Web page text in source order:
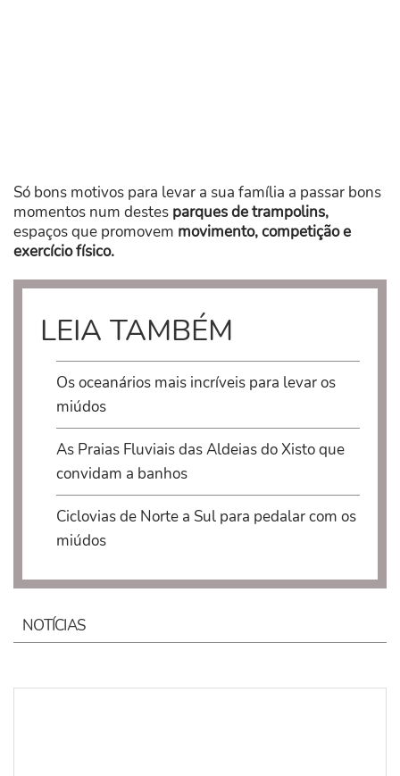
Só bons motivos para levar a sua família a passar bons
momentos num destes parques de trampolins,
espaços que promovem movimento, competição e
exercício físico.
LEIA TAMBÉM
Os oceanários mais incríveis para levar os
miúdos
As Praias Fluviais das Aldeias do Xisto que
convidam a banhos
Ciclovias de Norte a Sul para pedalar com os
miúdos
NOTÍCIAS